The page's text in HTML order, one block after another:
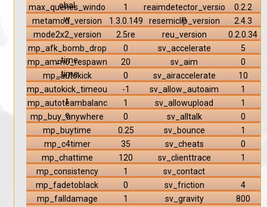
obal
max_queries_windo
w
1
metamod_version
1.3.0.149
mode2x2_version
2.5re
mp_afk_bomb_drop
_time
0
mp_ammo_respawn
_time
20
mp_autokick
0
mp_autokick_timeou
t
-1
mp_autoteambalanc
e
1
mp_buy_anywhere
0
mp_buytime
0.25
mp_c4timer
35
mp_chattime
120
mp_consistency
1
mp_fadetoblack
0
mp_falldamage
1
reaimdetector_versio
n
0.2.2
resemiclip_version
2.4.3
reu_version
0.2.0.34
sv_accelerate
5
sv_aim
0
sv_airaccelerate
10
sv_allow_autoaim
1
sv_allowupload
1
sv_alltalk
0
sv_bounce
1
sv_cheats
0
sv_clienttrace
1
sv_contact
sv_friction
4
sv_gravity
800